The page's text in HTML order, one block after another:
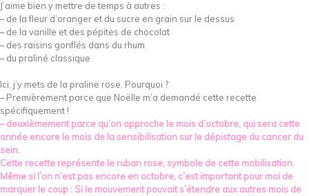
J’aime bien y mettre de temps à autres :
– de la fleur d’oranger et du sucre en grain sur le dessus
– de la vanille et des pépites de chocolat
– des raisins gonflés dans du rhum
– du praliné classique
Ici, j’y mets de la praline rose. Pourquoi ?
– Premièrement parce que Noëlle m’a demandé cette recette
spécifiquement !
– deuxièmement parce qu’on approche le mois d’octobre, qui sera cette
année encore le mois de la sensibilisation sur le dépistage du cancer du
sein.
Cette recette représente le ruban rose, symbole de cette mobilisation.
Même si l’on n’est pas encore en octobre, c’est important pour moi de
marquer le coup : Si le mouvement pouvait s’étendre aux autres mois de